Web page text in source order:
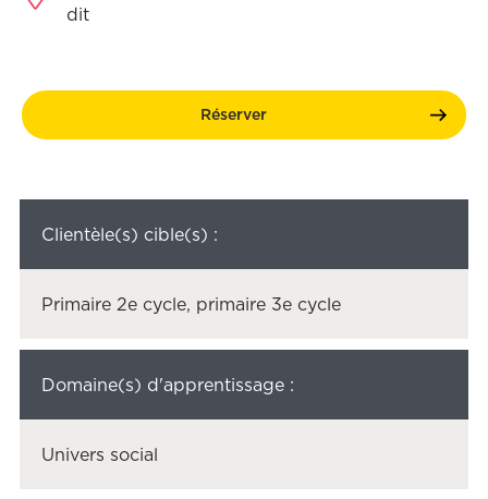
dit
Réserver
Clientèle(s) cible(s) :
Primaire 2e cycle, primaire 3e cycle
Domaine(s) d'apprentissage :
Univers social